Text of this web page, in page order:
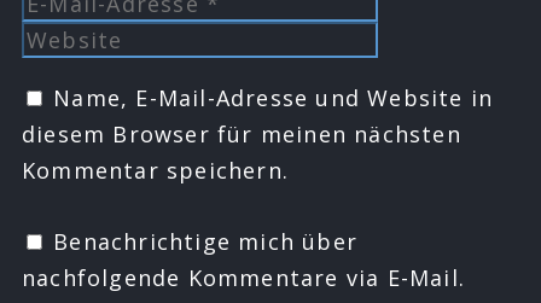
Name, E-Mail-Adresse und Website in
diesem Browser für meinen nächsten
Kommentar speichern.
Benachrichtige mich über
nachfolgende Kommentare via E-Mail.